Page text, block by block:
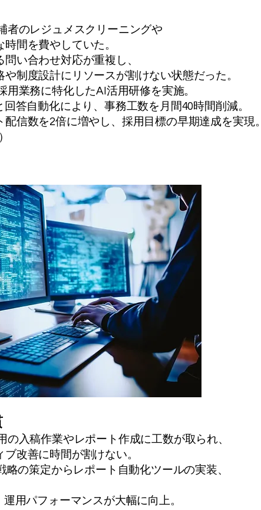
者のレジュメスクリーニングや
間を費やしていた。
い合わせ対応が重複し、
制度設計にリソースが割けない状態だった。
用業務に特化したAI活用研修を実施。
答自動化により、事務工数を月間40時間削減。
信数を2倍に増やし、採用目標の早期達成を実現。
の入稿作業やレポート作成に工数が取られ、
改善に時間が割けない。
略の策定からレポート自動化ツールの実装、
用パフォーマンスが大幅に向上。